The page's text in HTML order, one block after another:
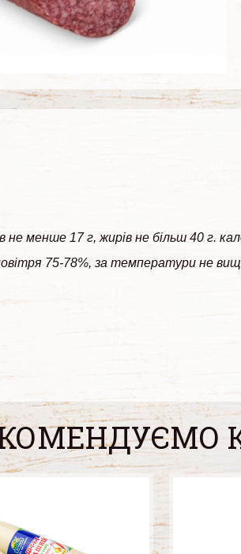
не менше 17 г, жирів не більш 40 г.
75-78%, за температури не